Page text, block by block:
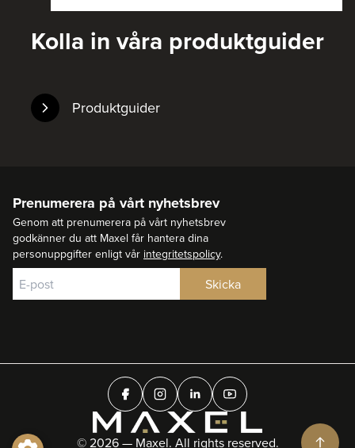
Kolla in våra produktguider
Produktguider
Prenumerera på vårt nyhetsbrev
Genom att prenumerera på vårt nyhetsbrev
godkänner du att Maxel får hantera dina
personuppgifter enligt vår integritetspolicy.
© 2026 — Maxel. All rights reserved.